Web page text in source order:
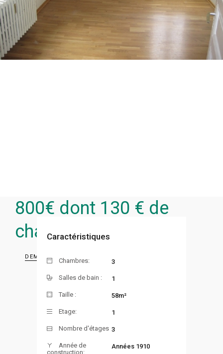
800€ dont 130 € de
charges
DEMANDER UNE VISITE
Caractéristiques
Chambres: 3
Salles de bain : 1
Taille : 58m²
Etage: 1
Nombre d'étages 3
Année de
construction:
Années 1910